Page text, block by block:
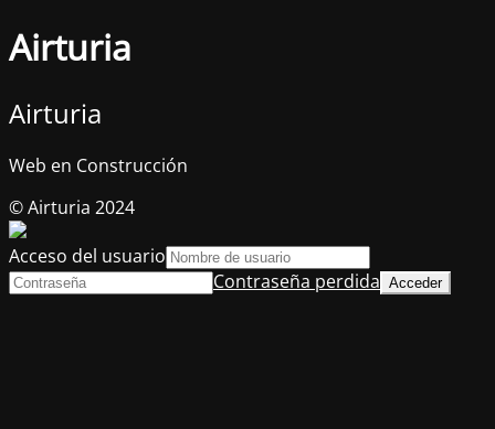
Airturia
Airturia
Web en Construcción
© Airturia 2024
Acceso del usuario
Contraseña perdida